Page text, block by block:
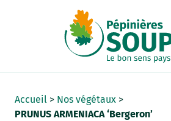
Accueil > Nos végétaux >
PRUNUS ARMENIACA ‘Bergeron’